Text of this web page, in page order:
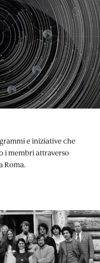
e iniziative che
i membri attraverso
Roma.